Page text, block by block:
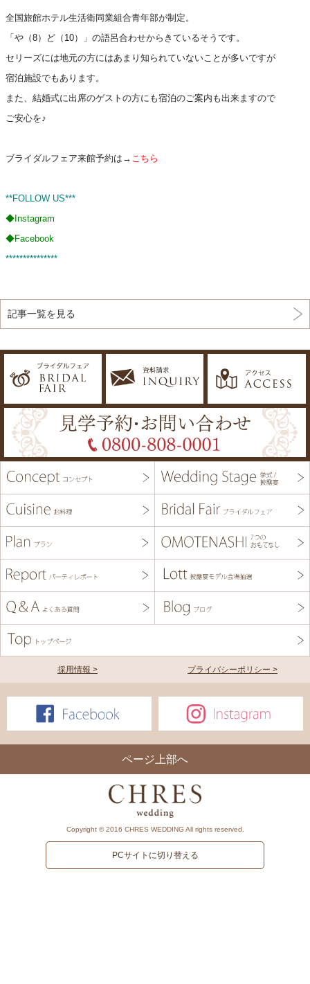
全国旅館ホテル生活衛同業組合青年部が制定。
「や（8）ど（10）」の語呂合わせからきているそうです。
セリーズには地元の方にはあまり知られていないことが多いですが
宿泊施設でもあります。
また、結婚式に出席のゲストの方にも宿泊のご案内も出来ますので
ご安心を♪
ブライダルフェア来館予約は→ こちら
**FOLLOW US***
◆ Instagram
◆Facebook
***************
記事一覧を見る
採用情報 > プライバシーポリシー >
ページ上部へ
Copyright © 2016 CHRES WEDDING All rights reserved.
PCサイトに切り替える